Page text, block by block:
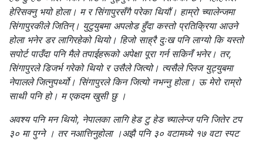
हेरिसक्नु भयो होला। म र सिंगापुरसँगै परेका थियौं। हाम्रो च्यालेन्जमा
सिंगापुरकीले जितिन्। युटुयुबमा अपलोड हुँदा कस्तो प्रतिक्रिया आउने
होला भनेर डर लागिरहेको थियो। हिजो साह्रै दुःख पनि लाग्यो कि यस्तो
सपोर्ट पाउँदा पनि मैले तपाईहरूको अपेक्षा पूरा गर्न सकिनँ भनेर। तर,
सिंगापुरले डिजर्भ गरेको थियो र उसैले जित्यो। त्यसैले प्लिज युट्युबमा
नेपालले जित्नुपर्थ्यो। सिंगापुरले किन जित्यो नभन्नु होला। ऊ मेरो राम्रो
साथी पनि हो। म एकदम खुसी छु ।
अवश्य पनि मन थियो, नेपालका लागि हेड टु हेड च्यालेन्ज पनि जितेर टप
३० मा पुग्ने । तर नआत्तिनुहोला ।अझै पनि ३० वटामध्ये १७ वटा स्पट